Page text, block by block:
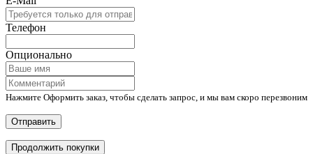
Телефон
Опционально
Нажмите Оформить заказ, чтобы сделать запрос, и мы вам скоро перезвоним
Отправить
Продолжить покупки